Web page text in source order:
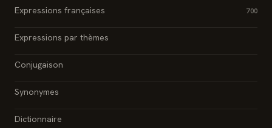
Expressions françaises 700
Expressions par thèmes
Conjugaison
Synonymes
Dictionnaire